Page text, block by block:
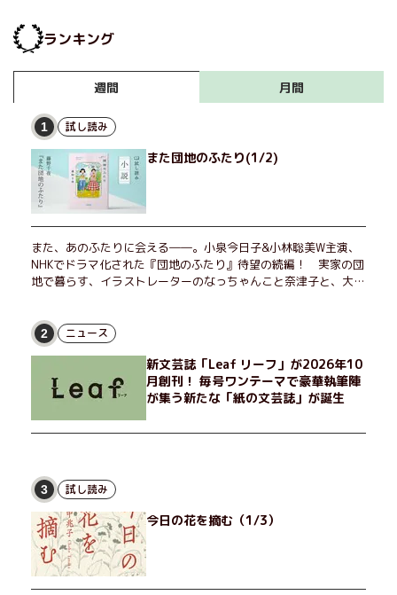
ランキング
週間 月間
1 試し読み
また団地のふたり(1/2)
また、あのふたりに会える――。小泉今日子&小林聡美W主演、
NHKでドラマ化された『団地のふたり』待望の続編！ 実家の団
地で暮らす、イラストレーターのなっちゃんこと奈津子と、大学
げたり、部屋でふたりだけの「台湾映画祭」を催したり。50代
独身、幼なじみの変わらぬ友情とささやかな幸せの日々を描く。
2 ニュース
新文芸誌「Leaf リーフ」が2026年10
月創刊！ 毎号ワンテーマで豪華執筆陣
が集う新たな「紙の文芸誌」が誕生
3 試し読み
今日の花を摘む（1/3）